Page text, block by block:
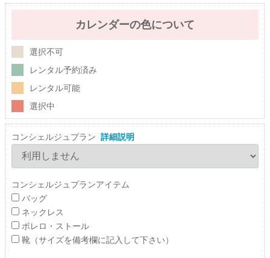
カレンダーの色について
選択不可
レンタル予約済み
レンタル可能
選択中
コンシェルジュプラン 詳細説明
コンシェルジュプランアイテム
バッグ
ネックレス
ボレロ・ストール
靴（サイズを備考欄に記入して下さい）